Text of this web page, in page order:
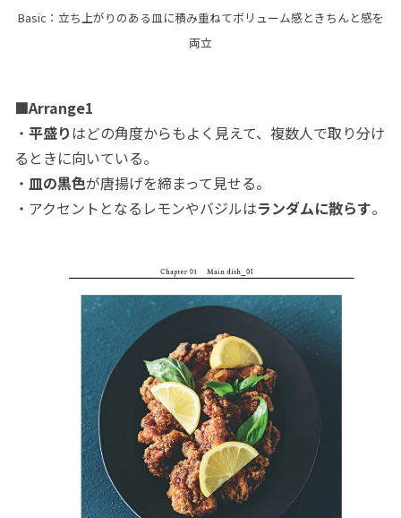
Basic：立ち上がりのある皿に積み重ねてボリューム感ときちんと感を
両立
■Arrange1
・ 平盛りはどの角度からもよく見えて、複数人で取り分け
るときに向いている。
・ 皿の黒色が唐揚げを締まって見せる。
・アクセントとなるレモンやバジルはランダムに散らす。